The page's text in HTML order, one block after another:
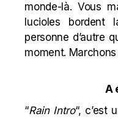
monde-là. Vous
lucioles bordent
personne d’autre
moment.
A
“Rain Intro“, c’est